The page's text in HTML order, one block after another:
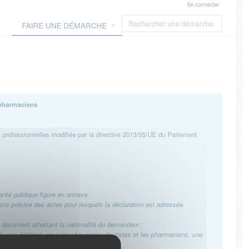
Se connecter
FAIRE UNE DÉMARCHE
modifiée par la directive 2013/55/UE du Parlement
publique figure en annexe.
précise des actes pour lesquels la déclaration est adressée.
attestant la nationalité du demandeur ;
cas échéant, pour les chirurgiens-dentistes et les pharmaciens, une